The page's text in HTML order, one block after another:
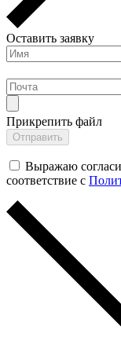
Оставить заявку
Прикрепить файл
Выражаю
соответствие с